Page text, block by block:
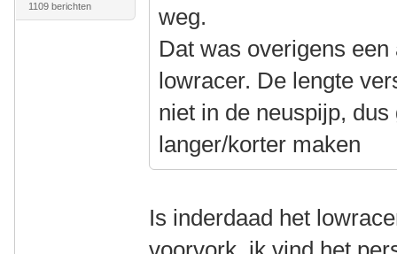
1109 berichten
weg.
Dat was overigens
lowracer. De lengte
niet in de neuspijp,
langer/korter maken
Is inderdaad het